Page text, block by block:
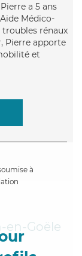
a 5 ans
Médico-
rénaux
Pierre apporte
et
à
en-Goële